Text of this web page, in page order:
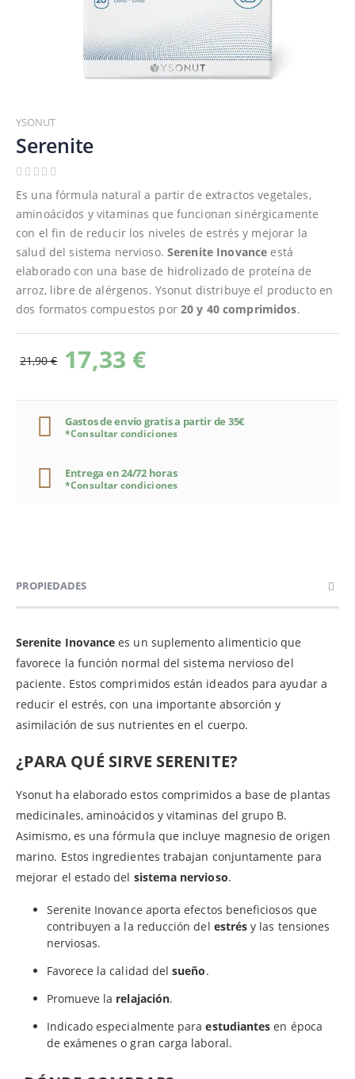
al
comienzo
de
la
galería
imágenes
YSONUT
Serenite
Es una fórmula natural a partir de extractos vegetales,
aminoácidos y vitaminas que funcionan sinérgicamente
con el fin de reducir los niveles de estrés y mejorar la
salud del sistema nervioso. Serenite Inovance está
elaborado con una base de hidrolizado de proteína de
arroz, libre de alérgenos. Ysonut distribuye el producto en
dos formatos compuestos por 20 y 40 comprimidos.
17,33 €
21,90 €
Gastos de envío gratis a partir de 35€
*Consultar condiciones
Entrega en 24/72 horas
*Consultar condiciones
PROPIEDADES
Serenite Inovancees un suplemento alimenticio que
favorece la función normal del sistema nervioso del
paciente. Estos comprimidos están ideados para ayudar a
reducir el estrés, con una importante absorción y
asimilación de sus nutrientes en el cuerpo.
¿PARA QUÉ SIRVE SERENITE?
Ysonut ha elaborado estos comprimidos a base de plantas
medicinales, aminoácidos y vitaminas del grupo B.
Asimismo, es una fórmula que incluye magnesio de origen
marino. Estos ingredientes trabajan conjuntamente para
mejorar el estado del sistema nervioso.
Serenite Inovance aporta efectos beneficiosos que
contribuyen a la reducción del estrés y las tensiones
nerviosas.
Favorece la calidad delsueño.
Promueve la relajación.
Indicado especialmente paraestudiantes en época
de exámenes o gran carga laboral.